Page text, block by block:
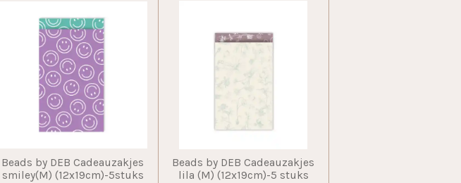
Beads by DEB Cadeauzakjes
smiley(M) (12x19cm)-5stuks
Beads by DEB Cadeauzakjes
lila (M) (12x19cm)-5 stuks